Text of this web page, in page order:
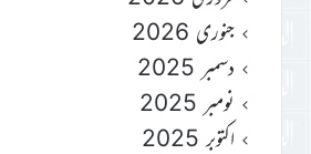
جنوری 2026
دسمبر 2025
نومبر 2025
اکتوبر 2025